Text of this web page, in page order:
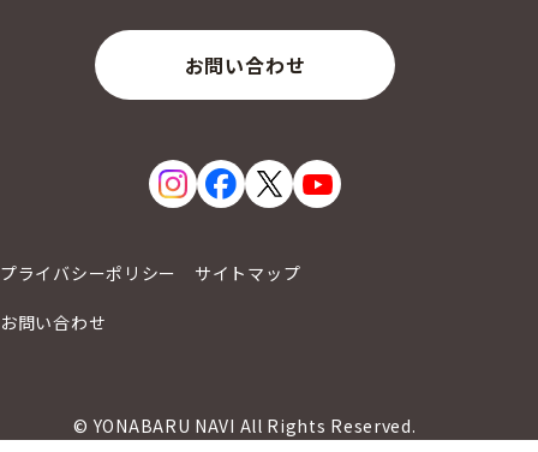
お問い合わせ
プライバシーポリシー サイトマップ
お問い合わせ
© YONABARU NAVI All Rights Reserved.